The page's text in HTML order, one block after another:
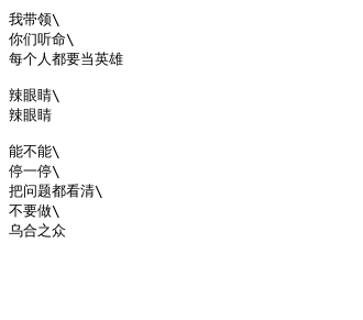
我带领\
你们听命\
每个人都要当英雄
辣眼睛\
辣眼睛
能不能\
停一停\
把问题都看清\
不要做\